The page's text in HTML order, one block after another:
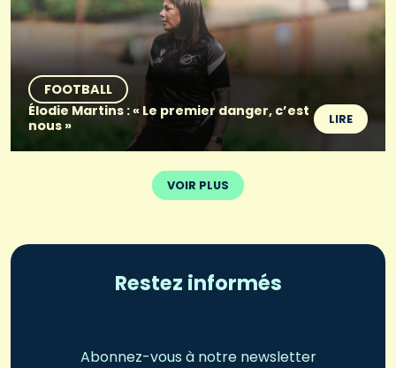
FOOTBALL
Élodie Martins : « Le premier danger, c’est
nous »
LIRE
VOIR PLUS
Restez informés
Abonnez-vous à notre newsletter